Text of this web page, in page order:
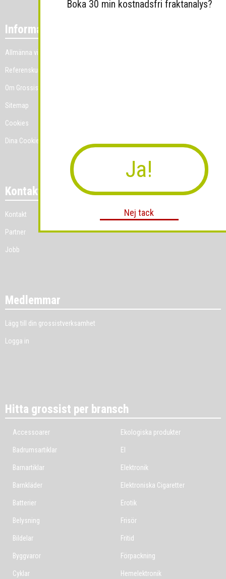
Information
Allmänna villkor
Referenskunder
Om Grossist.se
Sitemap
Cookies
Dina Cookie-prefenser
Kontakt
Kontakt
Partner
Jobb
Medlemmar
Lägg till din grossistverksamhet
Logga in
Hitta grossist per bransch
Accessoarer
Badrumsartiklar
Barnartiklar
Barnkläder
Batterier
Belysning
Bildelar
Byggvaror
Cyklar
Ekologiska produkter
El
Elektronik
Elektroniska Cigaretter
Erotik
Frisör
Fritid
Förpackning
Hemelektronik
Boka 30 min kostnadsfri fraktanalys?
Ja!
Nej tack